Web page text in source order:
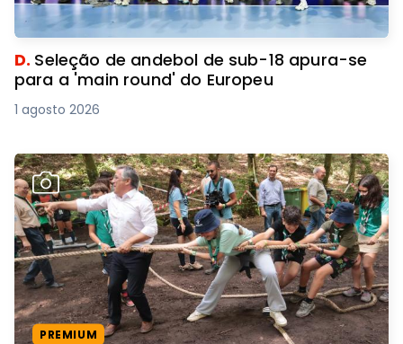
D. Seleção de andebol de sub-18 apura-se
para a 'main round' do Europeu
1 agosto 2026
PREMIUM